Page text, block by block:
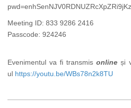
Meeting ID: 833 9286 2416
Passcode: 924246
Evenimentul va fi transmisonline și
ul https://youtu.be/WBs78n2k8TU